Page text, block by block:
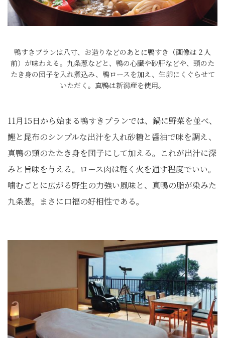
鴨すきプランは八寸、お造りなどのあとに鴨すき（画像は２人
前）が味わえる。九条葱などと、鴨の心臓や砂肝などや、頸のた
たき身の団子を入れ煮込み、鴨ロースを加え、生卵にくぐらせて
いただく。真鴨は新潟産を使用。
11月15日から始まる鴨すきプランでは、鍋に野菜を並べ、
鰹と昆布のシンプルな出汁を入れ砂糖と醤油で味を調え、
真鴨の頸のたたき身を団子にして加える。これが出汁に深
みと旨味を与える。ロース肉は軽く火を通す程度でいい。
噛むごとに広がる野生の力強い風味と、真鴨の脂が染みた
九条葱。まさに口福の好相性である。